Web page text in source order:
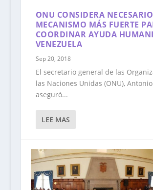
ONU CONSIDERA
MECANISMO MÁS FUERTE
COORDINAR AYUDA
VENEZUELA
Sep 20, 2018
El secretario general de las
las Naciones Unidas (ONU),
aseguró...
LEE MAS